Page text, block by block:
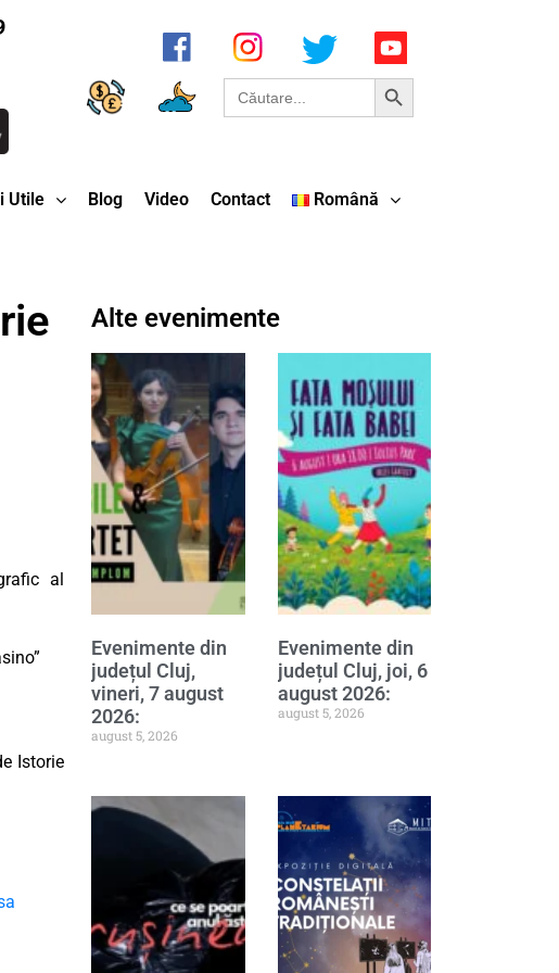
Search
for:
Search Button
Utile Blog Video Contact Română
al
Istorie
Alte evenimente
Evenimente din
județul Cluj,
vineri, 7 august
2026:
august 5, 2026
Evenimente din
județul Cluj, joi, 6
august 2026:
august 5, 2026